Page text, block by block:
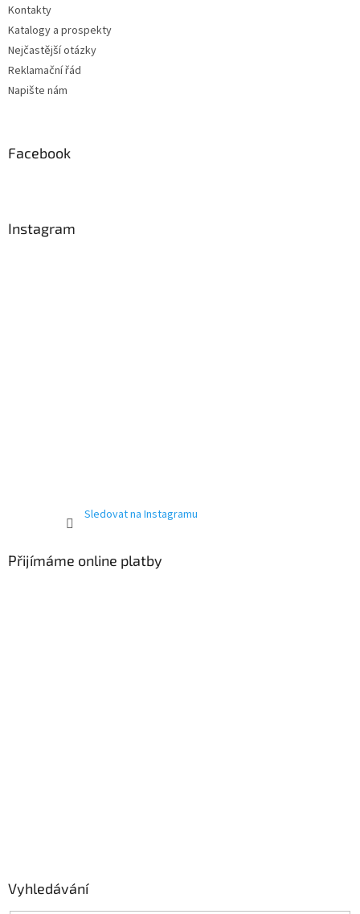
Kontakty
Katalogy a prospekty
Nejčastější otázky
Reklamační řád
Napište nám
Facebook
Instagram
Sledovat na Instagramu
Přijímáme online platby
Vyhledávání